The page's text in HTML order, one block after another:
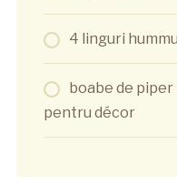
4 linguri
boabe de
pentru décor